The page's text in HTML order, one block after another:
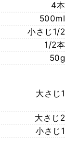
4本
500ml
小さじ1/2
1/2本
50g
大さじ1
大さじ2
小さじ1